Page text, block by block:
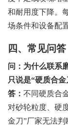
和耐用度下降。
场条件和设备配
四、常见问答
问：为什么联系
只说是“硬质合金
答： 不同硬质合
对砂轮粒度、硬
金刀”厂家无法